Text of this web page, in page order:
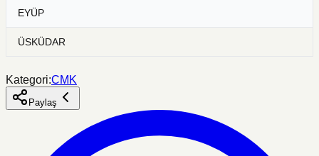
EYÜP
ÜSKÜDAR
Kategori:CMK
Paylaş